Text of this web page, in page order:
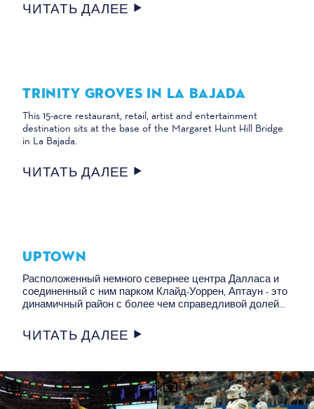
ЧИТАТЬ ДАЛЕЕ
TRINITY GROVES IN LA BAJADA
This 15-acre restaurant, retail, artist and entertainment
destination sits at the base of the Margaret Hunt Hill Bridge
in La Bajada.
ЧИТАТЬ ДАЛЕЕ
UPTOWN
Расположенный немного севернее центра Далласа и
соединенный с ним парком Клайд-Уоррен, Аптаун - это
динамичный район с более чем справедливой долей...
ЧИТАТЬ ДАЛЕЕ